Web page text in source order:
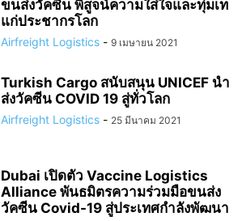
ขนส่งวัคซีน พิสูจน์ความใส่ใจและทุ่มเท
แก่ประชากรโลก
Airfreight Logistics - 9 เมษายน 2021
Turkish Cargo สนับสนุน UNICEF นำ
ส่งวัคซีน COVID 19 สู่ทั่วโลก
Airfreight Logistics - 25 มีนาคม 2021
Dubai เปิดตัว Vaccine Logistics
Alliance พันธมิตรความร่วมมือขนส่ง
วัคซีน Covid-19 สู่ประเทศกำลังพัฒนา